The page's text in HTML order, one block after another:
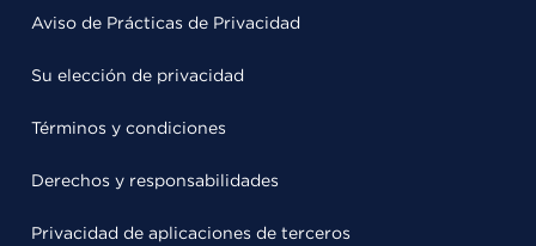
Aviso de Prácticas de Privacidad
Su elección de privacidad
Términos y condiciones
Derechos y responsabilidades
Privacidad de aplicaciones de terceros